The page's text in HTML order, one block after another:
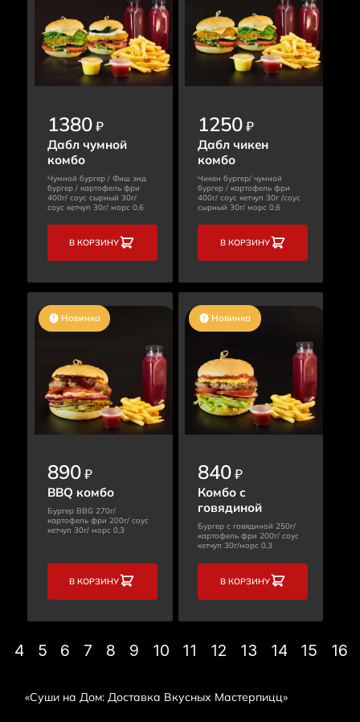
1380₽
Дабл чумной
комбо
Чумной бургер / Фиш энд
бургер / картофель фри
400г/ соус сырный 30г/
соус кетчуп 30г/ морс 0,6
В КОРЗИНУ
1250₽
Дабл чикен
комбо
Чикен бургер/ чумной
бургер / картофель фри
400г/ соус кетчуп 30г /соус
сырный 30г/ морс 0,6
В КОРЗИНУ
Новинка
890₽
BBQ комбо
Бургер BBG 270г/
картофель фри 200г/ соус
кетчуп 30г/ морс 0,3
В КОРЗИНУ
Новинка
840₽
Комбо с
говядиной
Бургер с говядиной 250г/
картофель фри 200г/ соус
кетчуп 30г/морс 0,3
В КОРЗИНУ
4 5 6 7 8 9 10 11 12 13 14 15 16
«Суши на Дом: Доставка Вкусных Мастерпицц»